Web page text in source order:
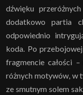
dźwięku
dodatkowo partia
odpowiednio
koda. Po
fragmencie całości
różnych motywów, w
ze smutnym solem